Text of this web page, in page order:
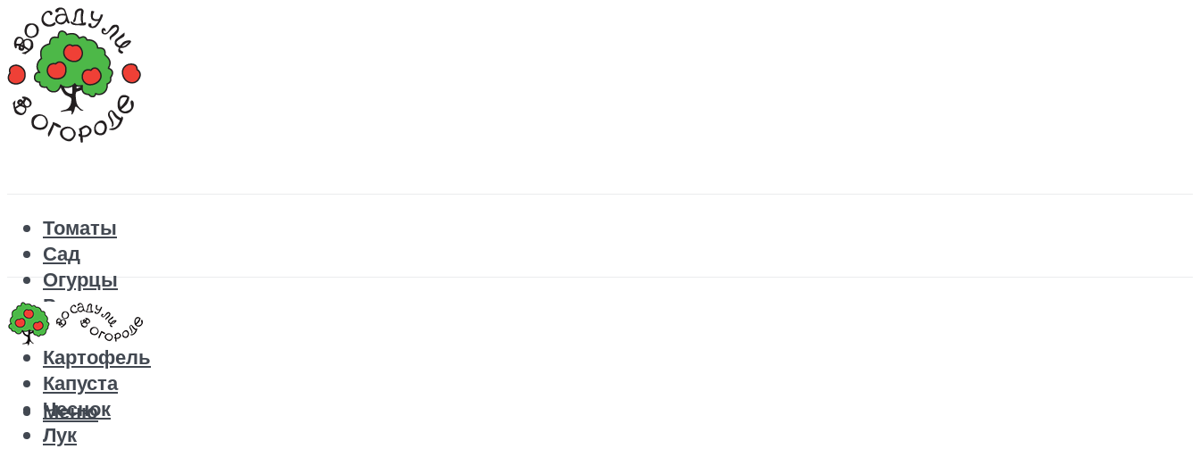
Томаты
Сад
Огурцы
Рецепты
Перец
Картофель
Капуста
Чеснок
Лук
Меню